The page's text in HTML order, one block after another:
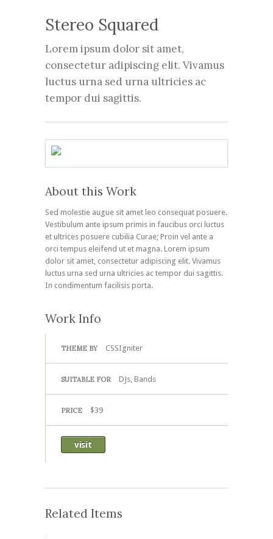
Stereo Squared
Lorem ipsum dolor sit amet,
consectetur adipiscing elit. Vivamus
luctus urna sed urna ultricies ac
tempor dui sagittis.
About this Work
Sed molestie augue sit amet leo consequat posuere.
Vestibulum ante ipsum primis in faucibus orci luctus
et ultrices posuere cubilia Curae; Proin vel ante a
orci tempus eleifend ut et magna. Lorem ipsum
dolor sit amet, consectetur adipiscing elit. Vivamus
luctus urna sed urna ultricies ac tempor dui sagittis.
In condimentum facilisis porta.
Work Info
THEME BY CSSIgniter
SUITABLE FOR DJs, Bands
PRICE $39
visit
Related Items